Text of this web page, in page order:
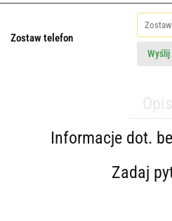
Zostaw telefon
Wyślij
Informacje dot.
Zadaj